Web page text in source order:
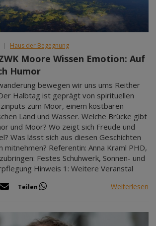
| Haus der Begegnung
Moore Wissen Emotion: Auf
Humor
bewegen wir uns ums Reither
Halbtag ist geprägt von spirituellen
zum Moor, einem kostbaren
Land und Wasser. Welche Brücke gibt
und Moor? Wo zeigt sich Freude und
Was lässt sich aus diesen Geschichten
mitnehmen? Referentin: Anna Kraml PHD,
Festes Schuhwerk, Sonnen- und
Hinweis 1: Weitere Veranstal
Teilen Weiterlesen